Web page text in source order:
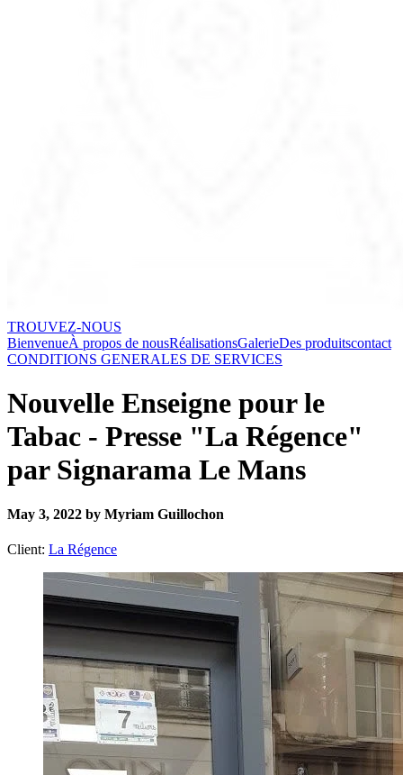
TROUVEZ-NOUS
BienvenueÀ propos de nousRéalisationsGalerieDes produitscontact
CONDITIONS GENERALES DE SERVICES
Nouvelle Enseigne pour le
Tabac - Presse "La Régence"
par Signarama Le Mans
May 3, 2022 by Myriam Guillochon
Client: La Régence